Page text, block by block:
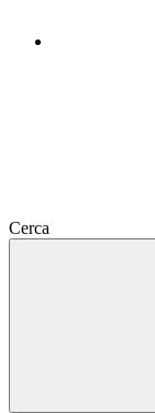
Cerca